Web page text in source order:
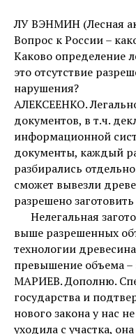
ЛУ ВЭНМИН (Лесная
Вопрос к России –
Каково определение
это отсутствие
нарушения?
АЛЕКСЕЕНКО.
документов, в т.ч.
информационной
документы, каждый
разбирались
сможет вывезли
разрешено
Нелегальная
выше разрешенных
технологии
превышение объема –
МАРИЕВ. Дополню.
государства и
нового закона у нас
уходила с участка,